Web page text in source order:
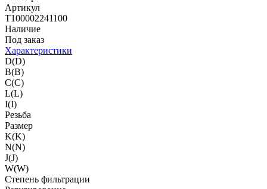
Артикул
T100002241100
Наличие
Под заказ
Характеристики
D(D)
B(B)
C(C)
L(L)
I(I)
Резьба
Размер
K(K)
N(N)
J(J)
W(W)
Степень фильтрации